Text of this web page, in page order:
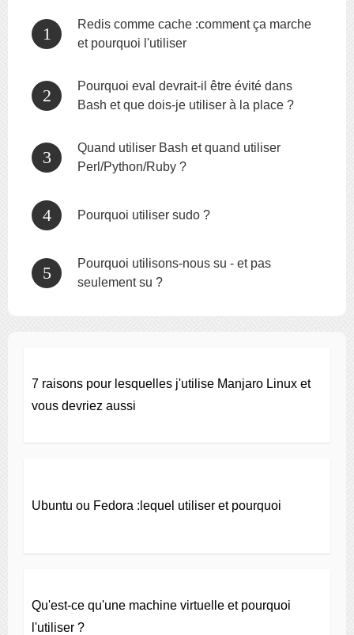
Redis comme cache :comment ça marche
et pourquoi l'utiliser
Pourquoi eval devrait-il être évité dans
Bash et que dois-je utiliser à la place ?
Quand utiliser Bash et quand utiliser
Perl/Python/Ruby ?
Pourquoi utiliser sudo ?
Pourquoi utilisons-nous su - et pas
seulement su ?
7 raisons pour lesquelles j'utilise Manjaro Linux et
vous devriez aussi
Ubuntu ou Fedora :lequel utiliser et pourquoi
Qu'est-ce qu'une machine virtuelle et pourquoi
l'utiliser ?